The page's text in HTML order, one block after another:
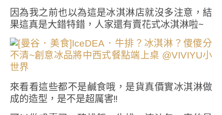
因為我之前也以為這是冰淇淋店就沒多注意，結
果這真是大錯特錯，人家還有賣花式冰淇淋啦~
來看看這些都不是鹹食哦，是貨真價實冰淇淋做
成的造型，是不是超厲害!!